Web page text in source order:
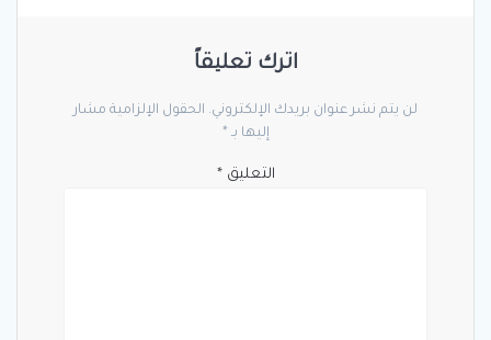
اترك تعليقاً
لن يتم نشر عنوان بريدك الإلكتروني. الحقول الإلزامية مشار
إليها بـ *
التعليق*